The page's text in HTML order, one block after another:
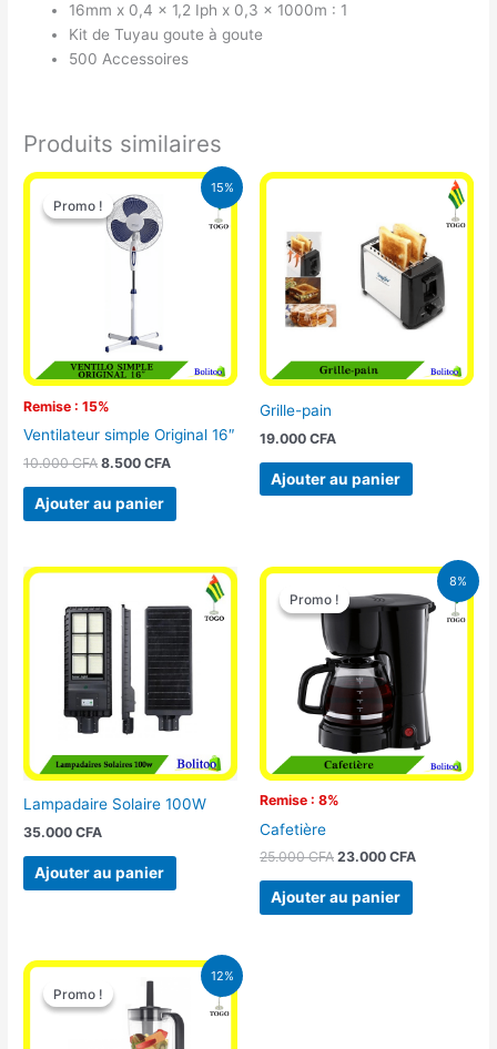
16mm x 0,4 x 1,2 Iph x 0,3 x 1000m : 1
Kit de Tuyau goute à goute
500 Accessoires
Produits similaires
15%
Promo !
Remise : 15%
Promo !
Ventilateur simple Original 16″
10.000CFA
Le
prix
initial
était :
10.000 CFA.
8.500CFA
Le
Ajouter au panier
Grille-pain
19.000 CFA
Ajouter au panier
Lampadaire Solaire 100W
35.000CFA
Ajouter au panier
8%
Promo !
Remise : 8%
Promo !
Cafetière
25.000CFA
Le
prix
initial
25.000 CFA.
23.000 CFA
Le
prix
actuel
est :
23.000 CFA.
Ajouter au panier
12%
Promo !
Promo !
Le
prix
initial
était :
25.000 CFA.
Le
prix
actuel
est :